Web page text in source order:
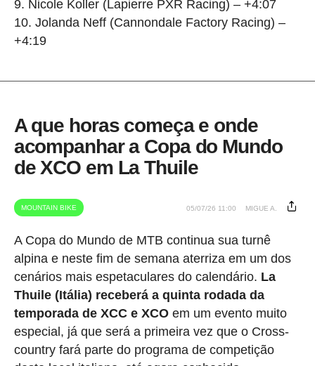
9. Nicole Koller (Lapierre PXR Racing) – +4:07
10. Jolanda Neff (Cannondale Factory Racing) –
+4:19
A que horas começa e onde
acompanhar a Copa do Mundo
de XCO em La Thuile
MOUNTAIN BIKE 05/07/26 11:00 MIGUE A.
A Copa do Mundo de MTB continua sua turnê
alpina e neste fim de semana aterriza em um dos
cenários mais espetaculares do calendário. La
Thuile (Itália) receberá a quinta rodada da
temporada de XCC e XCOem um evento muito
especial, já que será a primeira vez que o Cross-
country fará parte do programa de competição